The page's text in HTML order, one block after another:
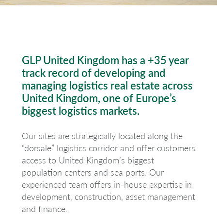
GLP United Kingdom has a +35 year
track record of developing and
managing logistics real estate across
United Kingdom, one of Europe’s
biggest logistics markets.
Our sites are strategically located along the
“dorsale” logistics corridor and offer customers
access to United Kingdom’s biggest
population centers and sea ports. Our
experienced team offers in-house expertise in
development, construction, asset management
and finance.